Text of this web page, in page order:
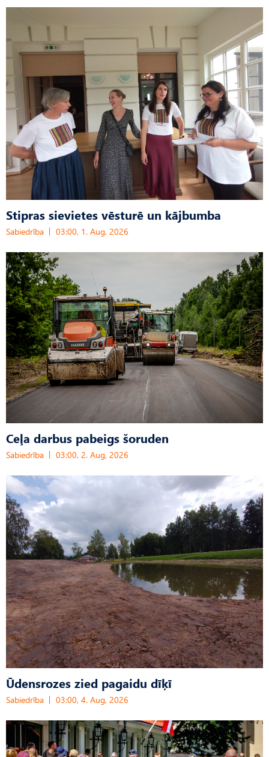
Stipras sievietes vēsturē un kājbumba
Sabiedrība 03:00, 1. Aug, 2026
Ceļa darbus pabeigs šoruden
Sabiedrība 03:00, 2. Aug, 2026
Ūdensrozes zied pagaidu dīķī
Sabiedrība 03:00, 4. Aug, 2026